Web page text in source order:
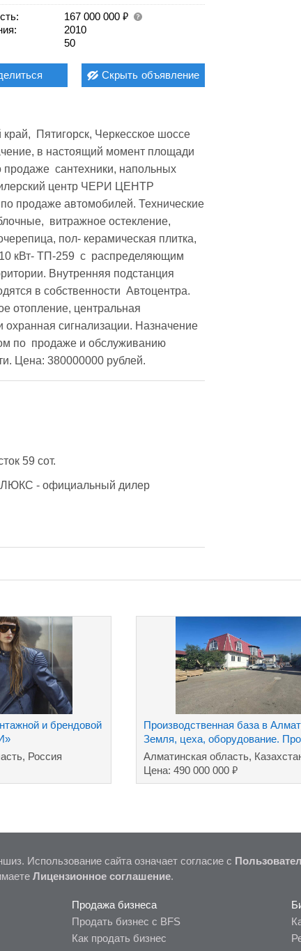
167 000 000 ₽
2010
50
Скрыть объявление
Пятигорск, Черкесское шоссе
в настоящий момент площади
сантехники, напольных
центр ЧЕРИ ЦЕНТР
продаже автомобилей. Технические
витражное остекление,
пол- керамическая плитка,
кВт- ТП-259  с  распределяющим
Внутренняя подстанция
в собственности  Автоцентра.
отопление, центральная
сигнализации. Назначение
по  продаже и обслуживанию
Цена: 380000000 рублей.
59 сот.
- официальный дилер
и брендовой
Россия
Производственная база в
Земля, цеха, оборудование.
Алматинская область,
Цена: 490 000 000 ₽
Использование сайта означает согласие с
Лицензионное соглашение.
Продажа бизнеса
Продать бизнес с BFS
Как продать бизнес